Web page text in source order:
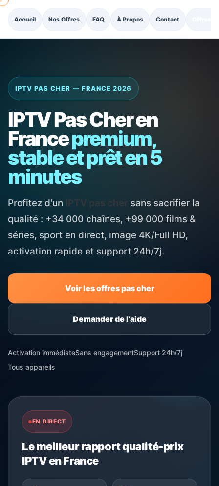
Accueil Nos Offres FAQ À Propos Contact
IPTV PAS CHER — FRANCE 2026
IPTV Pas Cher en
Francepremium,
stable et prêt en 5
minutes
Profitez d'un IPTV pas cher sans sacrifier la
qualité : +34 000 chaînes, +99 000 films &
séries, sport en direct, image 4K/Full HD,
activation rapide et support 24h/7j.
Voir les offres pas cher
Demander de l'aide
Activation immédiateSans engagementSupport 24h/7j
Tous appareils
EN DIRECT
Le meilleur rapport qualité-prix
IPTV en France